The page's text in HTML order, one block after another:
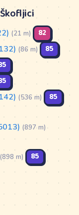
(21 m) 82
(86 m) 85
(536 m) 85
(897 m)
(898 m) 85